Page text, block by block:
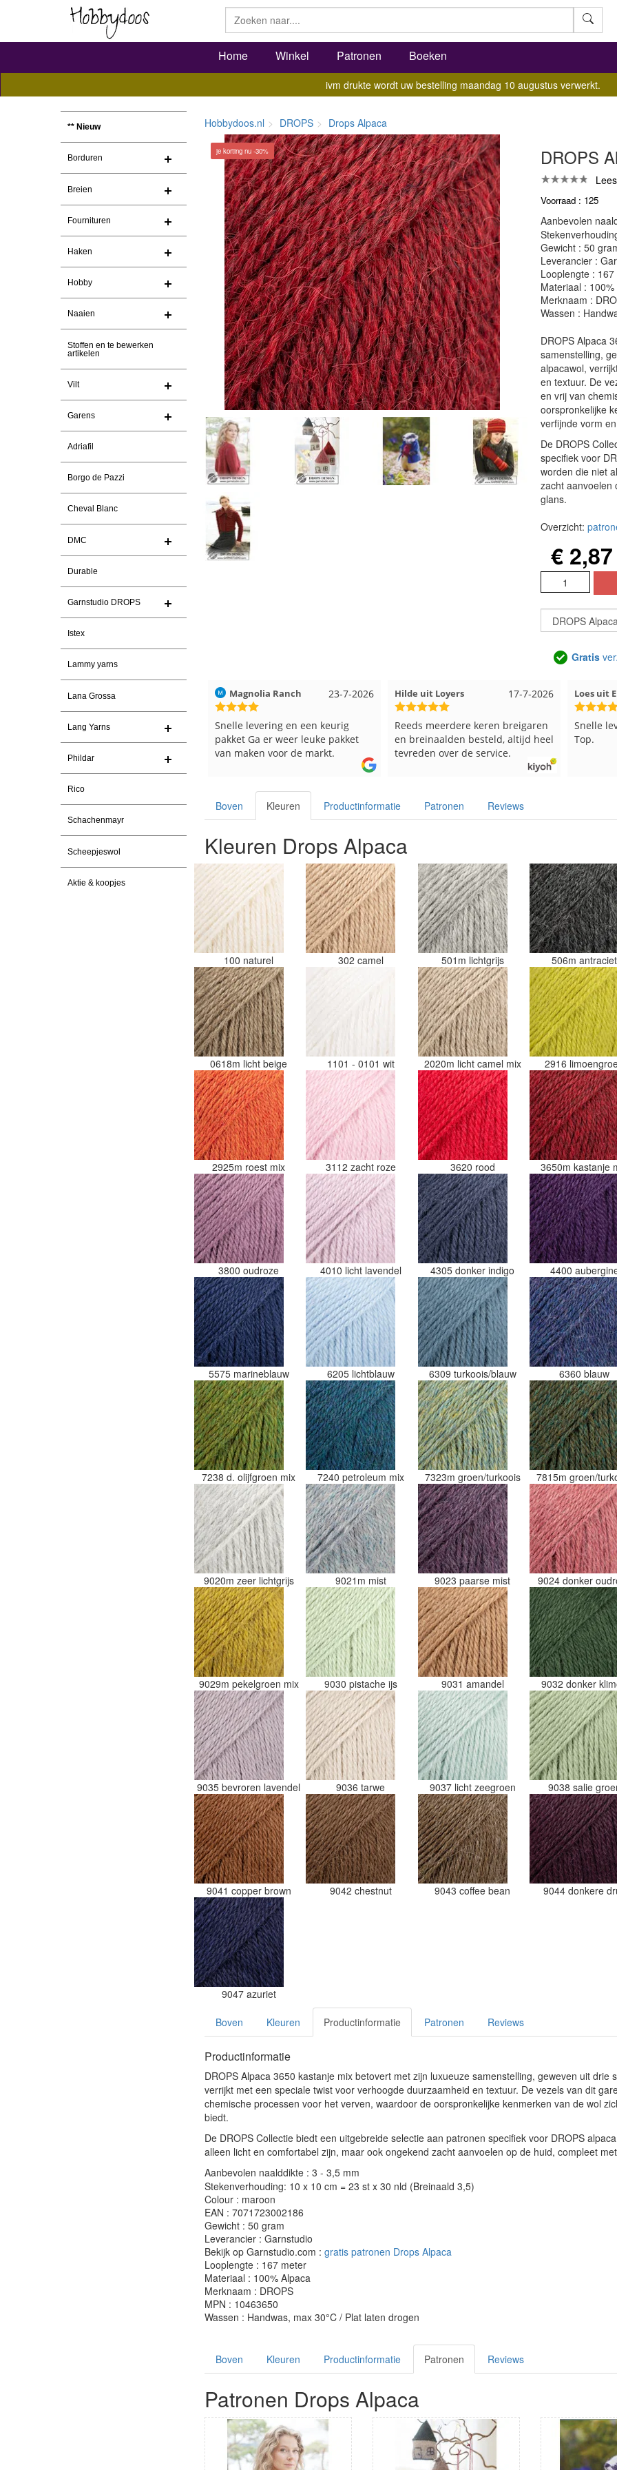
Home Winkel Patronen Boeken
ivm drukte wordt uw bestelling maandag 10 augustus verwerkt.
** Nieuw
Borduren
Breien
Fournituren
Haken
Hobby
Naaien
Stoffen en te bewerken
artikelen
Vilt
Garens
Adriafil
Borgo de Pazzi
Cheval Blanc
DMC
Durable
Garnstudio DROPS
Istex
Lammy yarns
Lana Grossa
Lang Yarns
Phildar
Rico
Schachenmayr
Scheepjeswol
Aktie & koopjes
Hobbydoos.nl DROPS Drops Alpaca
je korting nu -30% DROPS
Voorraad : 125
Aanbevolen
Gewicht : 50
Leverancier :
Looplengte :
Materiaal : 100%
Merknaam :
Wassen :
DROPS Alpaca
samenstelling,
alpacawol,
en textuur. De
en vrij van
oorspronkelijke
verfijnde vorm
De DROPS
specifiek voor
worden die niet
zacht aanvoelen
glans.
Overzicht:
€ 2,87
Gratis
30-7-2026
En prima garen
23-7-2026
Snelle levering en een keurig
pakket Ga er weer leuke pakket
van maken voor de markt.
17-7-2026
Hilde uit Loyers
Reeds meerdere keren breigaren
en breinaalden besteld, altijd heel
tevreden over de service.
12-7-
Loes uit EMMELOORD
Snelle levering en keurig
Top.
Boven Kleuren Productinformatie Patronen Reviews
Kleuren Drops Alpaca
100 naturel 302 camel 501m lichtgrijs 506m antraciet
0618m licht beige 1101 - 0101 wit 2020m licht camel mix 2916
2925m roest mix 3112 zacht roze 3620 rood 3650m kastanje
3800 oudroze 4010 licht lavendel 4305 donker indigo 4400
5575 marineblauw 6205 lichtblauw 6309 turkoois/blauw 6360 blauw
7238 d. olijfgroen mix 7240 petroleum mix 7323m groen/turkoois 7815m groen/
9020m zeer lichtgrijs 9021m mist 9023 paarse mist 9024 donker
9029m pekelgroen mix 9030 pistache ijs 9031 amandel 9032 donker
9035 bevroren lavendel 9036 tarwe 9037 licht zeegroen 9038 salie
9041 copper brown 9042 chestnut 9043 coffee bean 9044 donkere
9047 azuriet
Boven Kleuren Productinformatie Patronen Reviews
Productinformatie
DROPS Alpaca 3650 kastanje mix betovert met zijn luxueuze samenstelling, geweven uit
verrijkt met een speciale twist voor verhoogde duurzaamheid en textuur. De vezels van dit
chemische processen voor het verven, waardoor de oorspronkelijke kenmerken van de wol
biedt.
De DROPS Collectie biedt een uitgebreide selectie aan patronen specifiek voor DROPS
alleen licht en comfortabel zijn, maar ook ongekend zacht aanvoelen op de huid, compleet
Aanbevolen naalddikte : 3 - 3,5 mm
Stekenverhouding: 10 x 10 cm = 23 st x 30 nld (Breinaald 3,5)
Colour : maroon
EAN : 7071723002186
Gewicht : 50 gram
Leverancier : Garnstudio
Bekijk op Garnstudio.com : gratis patronen Drops Alpaca
Looplengte : 167 meter
Materiaal : 100% Alpaca
Merknaam : DROPS
MPN : 10463650
Wassen : Handwas, max 30°C / Plat laten drogen
Boven Kleuren Productinformatie Patronen Reviews
Patronen Drops Alpaca